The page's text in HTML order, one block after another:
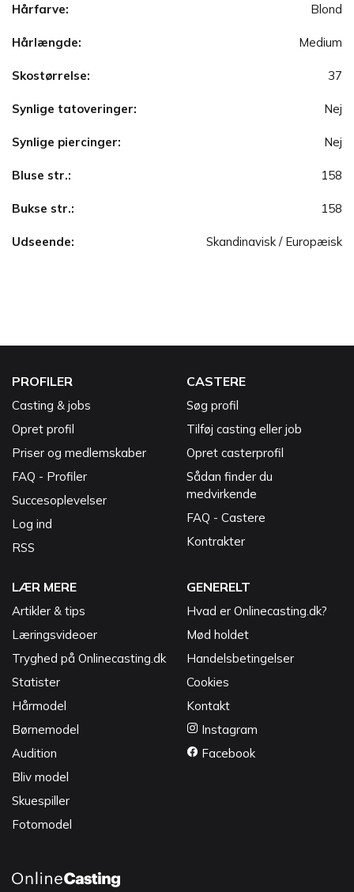
Hårfarve: Blond
Hårlængde: Medium
Skostørrelse: 37
Synlige tatoveringer: Nej
Synlige piercinger: Nej
Bluse str.: 158
Bukse str.: 158
Udseende: Skandinavisk / Europæisk
PROFILER
Casting & jobs
Opret profil
Priser og medlemskaber
FAQ - Profiler
Succesoplevelser
Log ind
RSS
CASTERE
Søg profil
Tilføj casting eller job
Opret casterprofil
Sådan finder du
medvirkende
FAQ - Castere
Kontrakter
LÆR MERE
Artikler & tips
Læringsvideoer
Tryghed på Onlinecasting.dk
Statister
Hårmodel
Børnemodel
Audition
Bliv model
Skuespiller
Fotomodel
GENERELT
Hvad er Onlinecasting.dk?
Mød holdet
Handelsbetingelser
Cookies
Kontakt
Instagram
Facebook